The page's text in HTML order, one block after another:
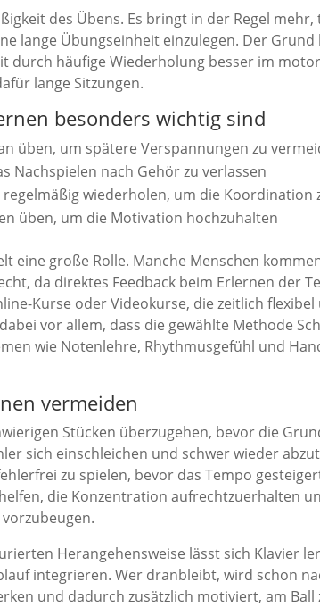
des Übens. Es bringt in der Regel mehr,
lange Übungseinheit einzulegen. Der Grund
durch häufige Wiederholung besser im
lange Sitzungen.
besonders wichtig sind
üben, um spätere Verspannungen zu
Nachspielen nach Gehör zu verlassen
wiederholen, um die Koordination
üben, um die Motivation hochzuhalten
eine große Rolle. Manche Menschen
da direktes Feedback beim Erlernen der
Kurse oder Videokurse, die zeitlich
vor allem, dass die gewählte Methode
wie Notenlehre, Rhythmusgefühl und
vermeiden
Stücken überzugehen, bevor die
sich einschleichen und schwer wieder
zu spielen, bevor das Tempo
die Konzentration aufrechtzuerhalten
Herangehensweise lässt sich Klavier
integrieren. Wer dranbleibt, wird schon
und dadurch zusätzlich motiviert, am Ball